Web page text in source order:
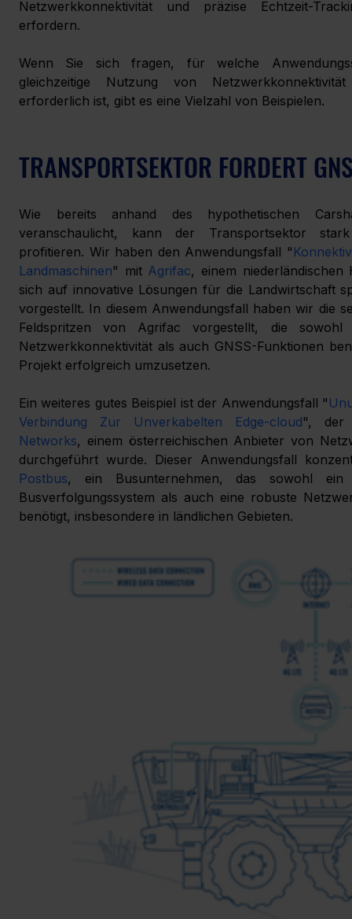
Netzwerkkonnektivität und präzise Echtzeit-
erfordern.
Wenn Sie sich fragen, für welche
gleichzeitige Nutzung von
erforderlich ist, gibt es eine Vielzahl von Beispielen.
TRANSPORTSEKTOR FORDERT
Wie bereits anhand des hypothetischen
veranschaulicht, kann der Transportsektor
profitieren. Wir haben den Anwendungsfall "
Landmaschinen" mit Agrifac, einem niederländischen
sich auf innovative Lösungen für die Landwirtschaft
vorgestellt. In diesem Anwendungsfall haben wir die
Feldspritzen von Agrifac vorgestellt, die sowohl
Netzwerkkonnektivität als auch GNSS-Funktionen
Projekt erfolgreich umzusetzen.
Ein weiteres gutes Beispiel ist der Anwendungsfall "
Verbindung Zur Unverkabelten Edge-cloud",
Networks, einem österreichischen Anbieter von
Postbus, ein Busunternehmen, das sowohl ein
Busverfolgungssystem als auch eine robuste
benötigt, insbesondere in ländlichen Gebieten.